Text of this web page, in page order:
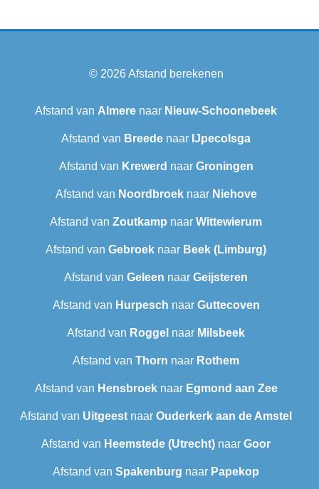
© 2026Afstand berekenen
Afstand van Almere naar Nieuw-Schoonebeek
Afstand van Breede naar IJpecolsga
Afstand van Krewerd naar Groningen
Afstand van Noordbroeknaar Niehove
Afstand van Zoutkamp naar Wittewierum
Afstand van Gebroek naar Beek (Limburg)
Afstand van Geleen naar Geijsteren
Afstand van Hurpesch naar Guttecoven
Afstand van Roggel naar Milsbeek
Afstand van Thorn naar Rothem
Afstand van Hensbroeknaar Egmond aan Zee
Afstand van Uitgeest naar Ouderkerk aan de Amstel
Afstand van Heemstede (Utrecht) naar Goor
Afstand van Spakenburg naar Papekop